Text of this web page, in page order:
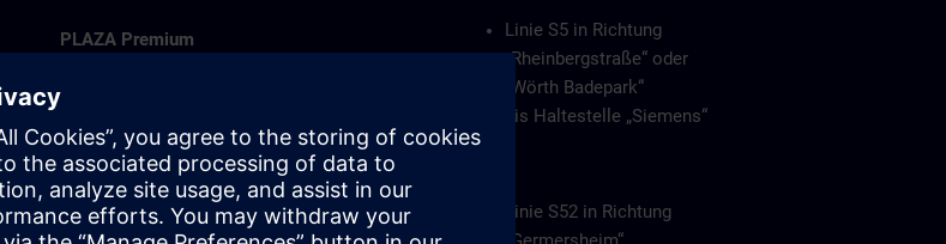
PLAZA Premium
76187 Karlsruhe
Tel.: + 49 721 9660405-0
Plaza Hotels >
Schlosshotel
Bahnhofpl. 2
Linie S5 in Richtung
„Rheinbergstraße“ oder
„Wörth Badepark“
bis Haltestelle „Siemens“
Linie S52 in Richtung